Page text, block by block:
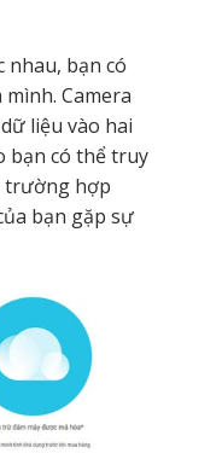
nhau, bạn có
Camera
liệu vào hai
bạn có thể truy
trường hợp
bạn gặp sự